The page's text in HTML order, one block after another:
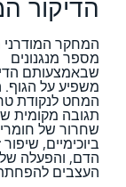
המחקר המודרני
מספר מנגנונים
שבאמצעותם
משפיע על
המחט לנקודת
תגובה מקומית
שחרור של
ביוכימיים,
הדם, והפעלה
העצבים